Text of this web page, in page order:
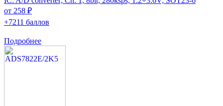
от 258 ₽
+7211 баллов
Подробнее